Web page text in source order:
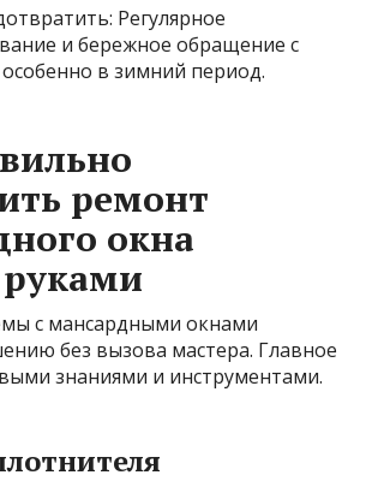
Регулярное
и бережное обращение с
в зимний период.
ремонт
окна
с мансардными окнами
без вызова мастера. Главное
знаниями и инструментами.